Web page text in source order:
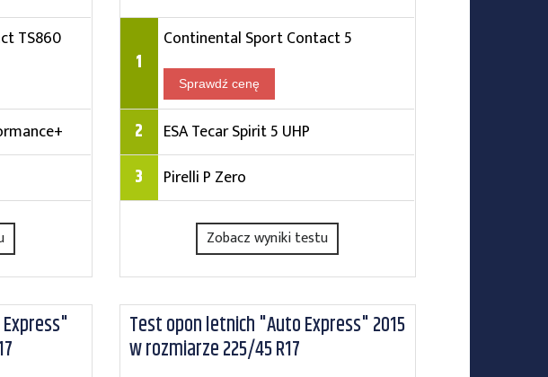
TS860
1
Continental Sport Contact 5
Sprawdź cenę
2 ESA Tecar Spirit 5 UHP
3 Pirelli P Zero
Zobacz wyniki testu
Test opon letnich "Auto Express" 2015
w rozmiarze 225/45 R17